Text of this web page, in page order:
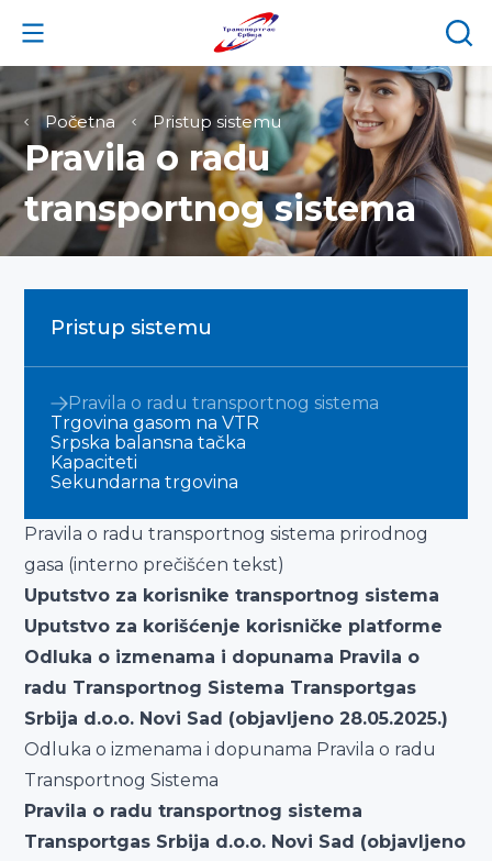
Početna Pristup sistemu
Pravila o radu
transportnog sistema
Pristup sistemu
Pravila o radu transportnog sistema
Trgovina gasom na VTR
Srpska balansna tačka
Kapaciteti
Sekundarna trgovina
Pravila o radu transportnog sistema prirodnog
gasa (interno prečišćen tekst)
Uputstvo za korisnike transportnog sistema
Uputstvo za korišćenje korisničke platforme
Odluka o izmenama i dopunama Pravila o
radu Transportnog Sistema Transportgas
Srbija d.o.o. Novi Sad (objavljeno 28.05.2025.)
Odluka o izmenama i dopunama Pravila o radu
Transportnog Sistema
Pravila o radu transportnog sistema
Transportgas Srbija d.o.o. Novi Sad (objavljeno